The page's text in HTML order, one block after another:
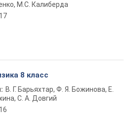
М.С. Калиберда
8 класс
В. Г. Барьяхтар, Ф. Я. Божинова, Е.
С. А. Довгий